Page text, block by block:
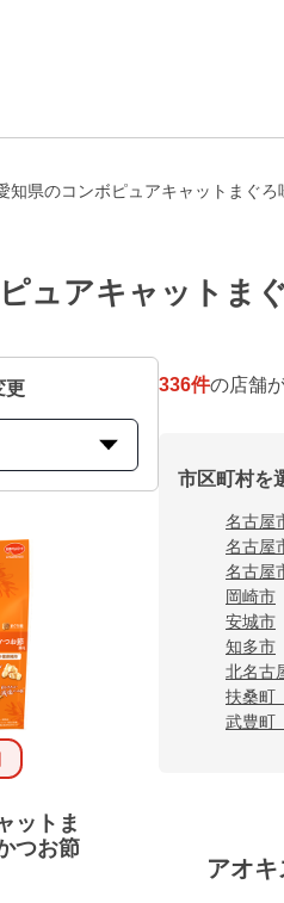
知県のコンボピュアキャットまぐ
ュアキャットま
更
ットま
つお節
336件の店舗
市区町村を
名古屋
名古屋
名古屋
岡崎市
安城市
知多市
北名古
扶桑町
武豊町
アオ